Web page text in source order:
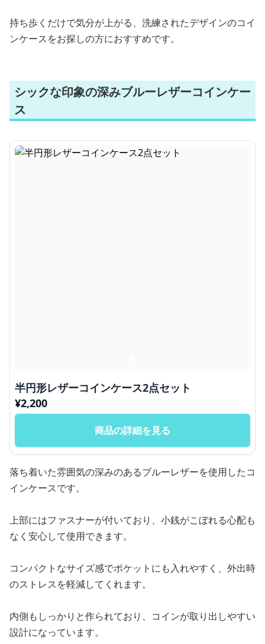
持ち歩くだけで気分が上がる、洗練されたデザインのコイ
ンケースをお探しの方におすすめです。
シックな印象の深みブルーレザーコインケー
ス
半円形レザーコインケース2点セット
¥2,200
商品の詳細を見る
落ち着いた雰囲気の深みのあるブルーレザーを使用したコ
インケースです。
上部にはファスナーが付いており、小銭がこぼれる心配も
なく安心して使用できます。
コンパクトなサイズ感でポケットにも入れやすく、外出時
のストレスを軽減してくれます。
内側もしっかりと作られており、コインが取り出しやすい
設計になっています。